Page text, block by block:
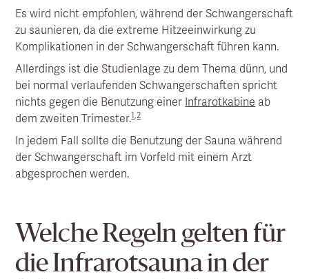
Es wird nicht empfohlen, während der Schwangerschaft
zu saunieren, da die extreme Hitzeeinwirkung zu
Komplikationen in der Schwangerschaft führen kann.
Allerdings ist die Studienlage zu dem Thema dünn, und
bei normal verlaufenden Schwangerschaften spricht
nichts gegen die Benutzung einer Infrarotkabine ab
dem zweiten Trimester.1,2
In jedem Fall sollte die Benutzung der Sauna während
der Schwangerschaft im Vorfeld mit einem Arzt
abgesprochen werden.
Welche Regeln gelten für
die Infrarotsauna in der